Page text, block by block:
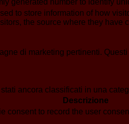
generated number to identify
to store information of how
the source where they have
di marketing pertinenti.
ancora classificati in una
Descrizione
consent to record the user